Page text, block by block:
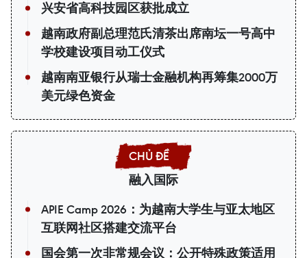
兴安省高科技园区获批成立
越南政府副总理范氏清茶出席南坛一号高中
学校建设项目动工仪式
越南南亚银行从瑞士金融机构再筹集2000万
美元绿色资金
融入国际
APIE Camp 2026：为越南大学生与亚太地区
互联网社区搭建交流平台
国会第一次非常规会议：公开特殊政策适用